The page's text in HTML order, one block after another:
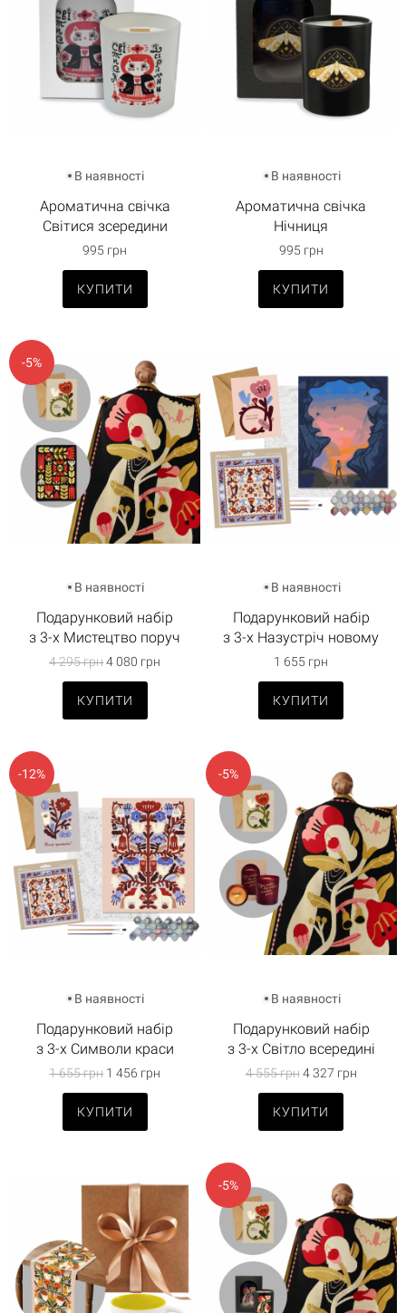
В наявності
Ароматична свічка
Світися зсередини
995 грн
КУПИТИ
В наявності
Ароматична свічка
Нічниця
995 грн
КУПИТИ
-5%
В наявності
Подарунковий набір
з 3-х Мистецтво поруч
4 295 грн4 080 грн
КУПИТИ
В наявності
Подарунковий набір
з 3-х Назустріч новому
1 655 грн
КУПИТИ
-12%
В наявності
Подарунковий набір
з 3-х Символи краси
1 655 грн 1 456 грн
КУПИТИ
-5%
В наявності
Подарунковий набір
з 3-х Світло всередині
4 555 грн4 327 грн
КУПИТИ
-5%